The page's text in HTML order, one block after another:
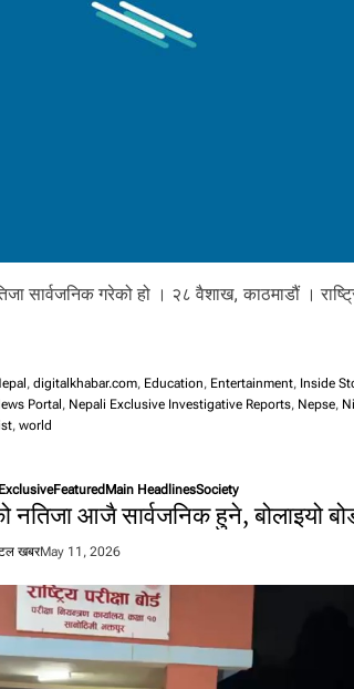
सार्वजनिक गरेको हो । २८ वैशाख, काठमाडौं ।
, digitalkhabar.com, Education, Entertainment, Inside
Portal , Nepali Exclusive Investigative Reports, Nepse,
, world
ExclusiveFeatured Main HeadlinesSociety
नतिजा आजै सार्वजनिक हुने, बोलाइयो
खबरMay 11, 2026